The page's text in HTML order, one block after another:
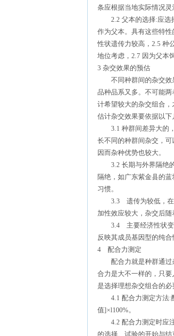
条应根据当地实际情况灵
2.2 父本的选择:应选择
作为父本。具有这些特
性状遗传力较高，2.5 种
地位考虑，2.7 因为父本
3 杂交效果的预估
不同种群间的杂交效果
品种品系又多。不可能
计希望较大的杂交组合
估计杂交效果要依据以下
3.1 种群间差异大的，
长不同的种群间杂交，
因而杂种优势也较大。
3.2 长期与外界隔绝的
隔绝，如广东紫金县的
习惯。
3.3 遗传为较低，在近
加性效应较大，杂交后
3.4 主要经济性状变异
反映其成员基因型的纯合
4 配合力测定
配合力就是种群通过杂
合力是大不一样的，只
是选择理想杂交组合的必
4.1 配合力测定方法:配
值]×l100%。
4.2 配合力测定时应注
的选择、试验的开始与